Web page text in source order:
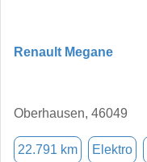
Renault Megane
Oberhausen, 46049
22.791 km Elektro